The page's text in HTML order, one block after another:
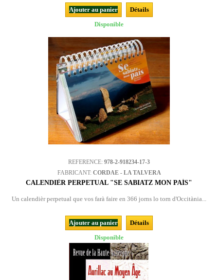
Ajouter au panier
Détails
Disponible
REFERENCE: 978-2-918234-17-3
FABRICANT: CORDAE - LA TALVERA
CALENDIÈR PERPETUAL "SE SABIATZ MON PAÍS"
Un calendièr perpetual que vos farà faire en 366 jorns lo torn d'Occitània...
Ajouter au panier
Détails
Disponible